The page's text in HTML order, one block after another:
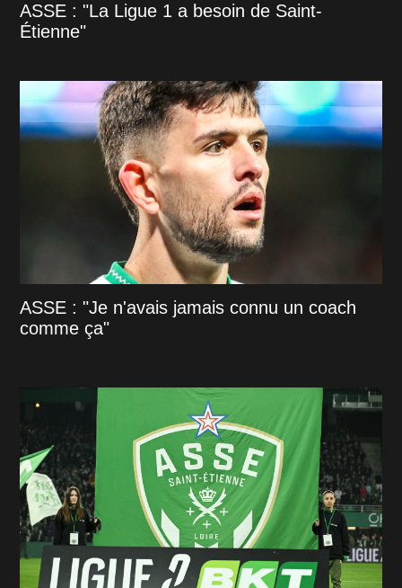
ASSE : "La Ligue 1 a besoin de Saint-
Étienne"
ASSE : "Je n'avais jamais connu un coach
comme ça"